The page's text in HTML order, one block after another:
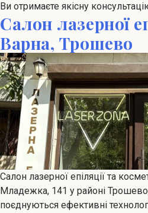
Ви отримаєте якісну
Салон лазерної
Варна, Трошево
Салон лазерної епіляції та
Младежка, 141 у районі
поєднуються ефективні